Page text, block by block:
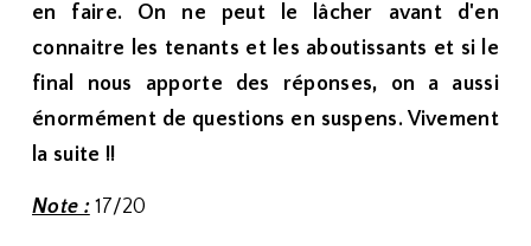
en faire. On ne peut le lâcher avant d'en
connaitre les tenants et les aboutissants et si le
final nous apporte des réponses, on a aussi
énormément de questions en suspens. Vivement
la suite !!
Note :17/20